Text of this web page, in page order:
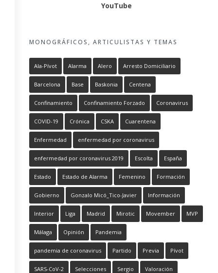
YouTube
MONOGRÁFICOS, ARTICULISTAS Y TEMAS
Ala-Pívot Alarma Alero Arresto Domiciliario
Barcelona Base Baskonia Centena
Confinamiento Confinamiento Forzado Coronavirus
COVID-19 Crónica CSKA Cuarentena
Enfermedad enfermedad por coronavirus
enfermedad por coronavirus 2019 Escolta España
Estado Estado de Alarma Femenino Formación
Gobierno Gonzalo Micó_Tico-Javier Información
Interior Liga Madrid Mirotic Movember MVP
Málaga Opinión Pandemia
pandemia de coronavirus Partido Previa Pívot
SARS-CoV-2 Selecciones Sergio Valoración